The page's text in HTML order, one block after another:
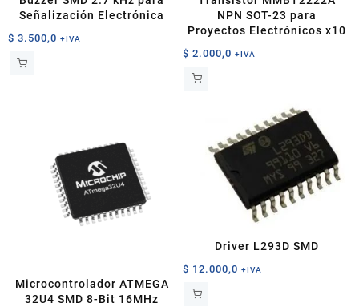
Señalización Electrónica
$ 3.500,0 +IVA
NPN SOT-23 para
Proyectos Electrónicos x10
$ 2.000,0 +IVA
Microcontrolador ATMEGA
32U4 SMD 8-Bit 16MHz
Driver L293D SMD
$ 12.000,0 +IVA